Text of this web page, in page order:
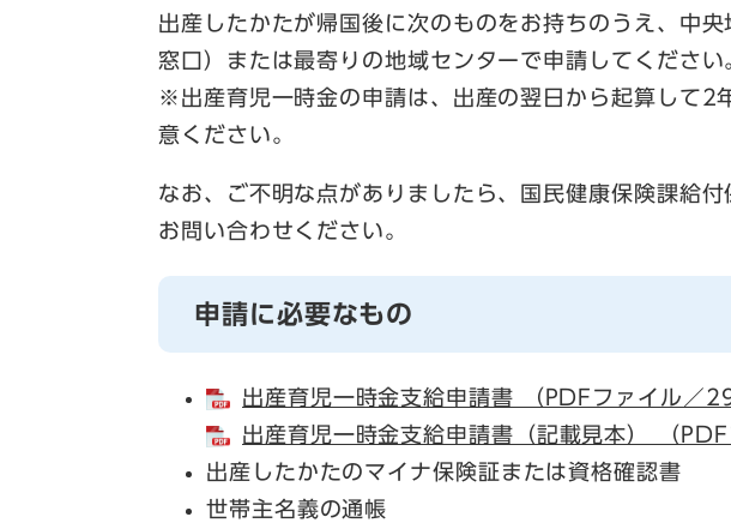
出産したかたが帰国後に次のものをお持ちのうえ、中
窓口）または最寄りの地域センターで申請してください
※出産育児一時金の申請は、出産の翌日から起算して2
意ください。
なお、ご不明な点がありましたら、国民健康保険課
お問い合わせください。
申請に必要なもの
出産育児一時金支給申請書 （PDFファイル／
出産育児一時金支給申請書（記載見本） （
出産したかたのマイナ保険証または資格確認書
世帯主名義の通帳